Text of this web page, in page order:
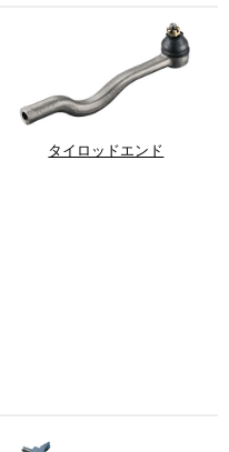
タイロッドエンド